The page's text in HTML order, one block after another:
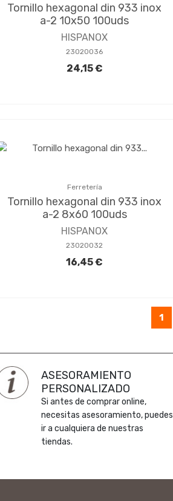
Tornillo hexagonal din 933 inox
a-2 10x50 100uds
HISPANOX
23020036
24,15 €
Ferretería
Tornillo hexagonal din 933 inox
a-2 8x60 100uds
HISPANOX
23020032
16,45 €
1
ASESORAMIENTO
PERSONALIZADO
Si antes de comprar online,
necesitas asesoramiento, puedes
ir a cualquiera de nuestras
tiendas.